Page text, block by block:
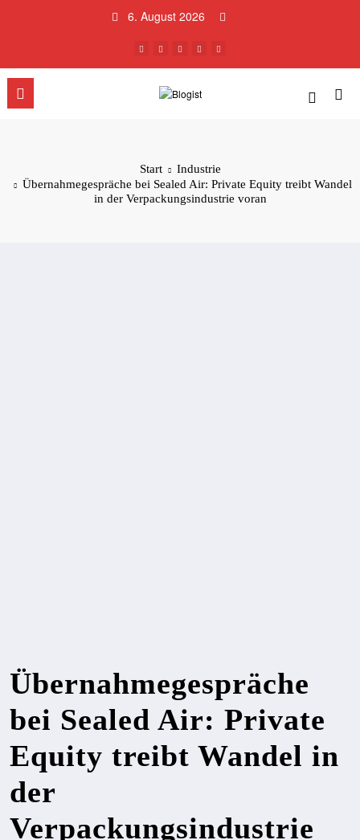
6. August 2026
Start
Industrie
Übernahmegespräche bei Sealed Air: Private Equity treibt Wandel
in der Verpackungsindustrie voran
Übernahmegespräche
bei Sealed Air: Private
Equity treibt Wandel in
der
Verpackungsindustrie